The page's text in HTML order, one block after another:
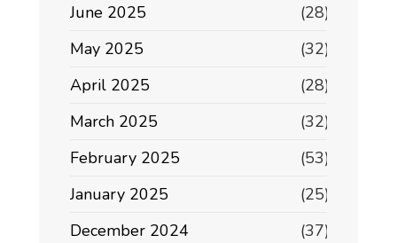
June 2025
(28)
May 2025
(32)
April 2025
(28)
March 2025
(32)
February 2025
(53)
January 2025
(25)
December 2024
(37)